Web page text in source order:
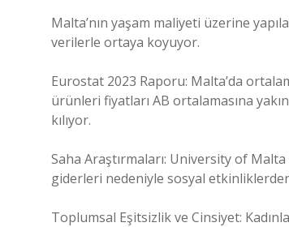
Malta’nın yaşam maliyeti üzerine
verilerle ortaya koyuyor.
Eurostat 2023 Raporu: Malta’da
ürünleri fiyatları AB ortalamasına
kılıyor.
Saha Araştırmaları: University of
giderleri nedeniyle sosyal
Toplumsal Eşitsizlik ve Cinsiyet: